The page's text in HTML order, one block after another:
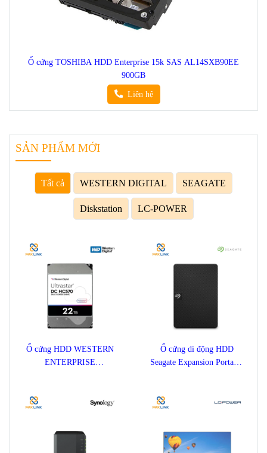
Ổ cứng TOSHIBA HDD Enterprise 15k SAS AL14SXB90EE
900GB
Liên hệ
SẢN PHẨM MỚI
Tất cả WESTERN DIGITAL SEAGATE
Diskstation LC-POWER
Ổ cứng HDD WESTERN
ENTERPRISE
Ổ cứng di động HDD
Seagate Expansion Portable